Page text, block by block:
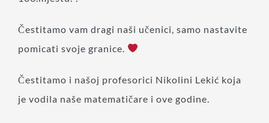
Čestitamo vam dragi naši učenici, samo nastavite
pomicati svoje granice.
Čestitamo i našoj profesorici Nikolini Lekić koja
je vodila naše matematičare i ove godine.